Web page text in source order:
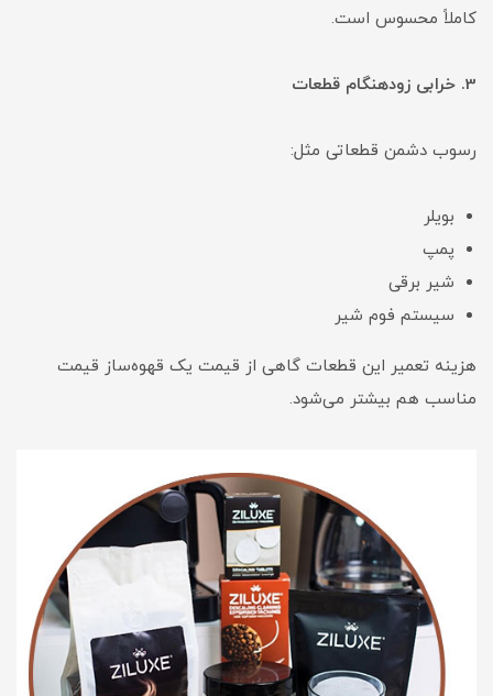
کاملاً محسوس است.
3. خرابی زودهنگام قطعات
رسوب دشمن قطعاتی مثل:
بویلر
پمپ
شیر برقی
سیستم فوم شیر
هزینه تعمیر این قطعات گاهی از قیمت یک قهوه‌ساز قیمت
مناسب هم بیشتر می‌شود.